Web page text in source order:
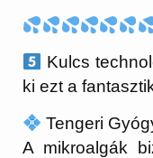
Kulcs
ki ezt a
Tengeri
A mikroalgák